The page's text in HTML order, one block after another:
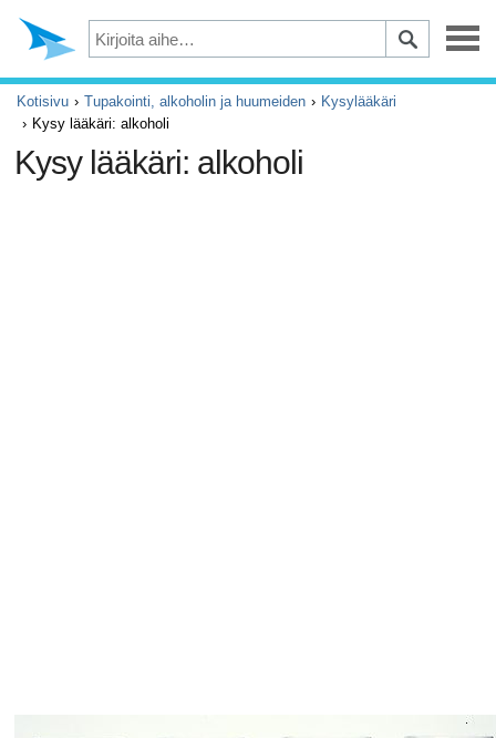
Masennus
Silmät
Kotisivu Tupakointi, alkoholin ja huumeiden
Kysylääkäri
Kysy lääkäri: alkoholi
Kysy lääkäri: alkoholi